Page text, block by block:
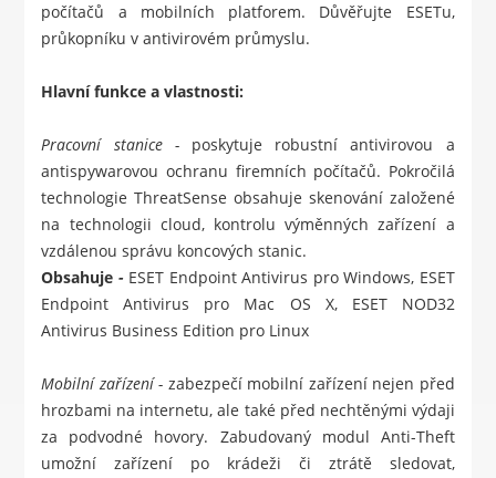
počítačů a mobilních platforem. Důvěřujte ESETu,
průkopníku v antivirovém průmyslu.
Hlavní funkce a vlastnosti:
Pracovní stanice - poskytuje robustní antivirovou a
antispywarovou ochranu firemních počítačů. Pokročilá
technologie ThreatSense obsahuje skenování založené
na technologii cloud, kontrolu výměnných zařízení a
vzdálenou správu koncových stanic.
Obsahuje - ESET Endpoint Antivirus pro Windows, ESET
Endpoint Antivirus pro Mac OS X, ESET NOD32
Antivirus Business Edition pro Linux
Mobilní zařízení - zabezpečí mobilní zařízení nejen před
hrozbami na internetu, ale také před nechtěnými výdaji
za podvodné hovory. Zabudovaný modul Anti-Theft
umožní zařízení po krádeži či ztrátě sledovat,